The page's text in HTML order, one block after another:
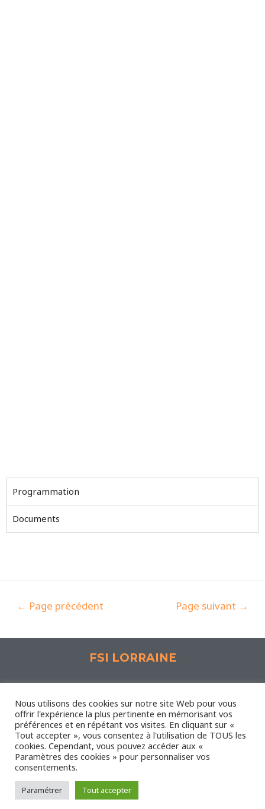
Programmation
Documents
← Page précédent Page suivant →
FSI LORRAINE
Espace Synergie, 1 Rue Lavoisier 57190 Florange
Nous contacter - Mentions légales
Administrateur - Plan du site
Nous utilisons des cookies sur notre site Web pour vous
offrir l'expérience la plus pertinente en mémorisant vos
préférences et en répétant vos visites. En cliquant sur «
Tout accepter », vous consentez à l'utilisation de TOUS les
cookies. Cependant, vous pouvez accéder aux «
Paramètres des cookies » pour personnaliser vos
consentements.
Paramétrer Tout accepter